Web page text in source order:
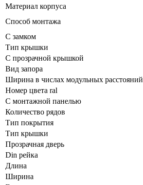
Материал корпуса
Способ монтажа
С замком
Тип крышки
С прозрачной крышкой
Вид запора
Ширина в числах модульных расстояний
Номер цвета ral
С монтажной панелью
Количество рядов
Тип покрытия
Тип крышки
Прозрачная дверь
Din рейка
Длина
Ширина